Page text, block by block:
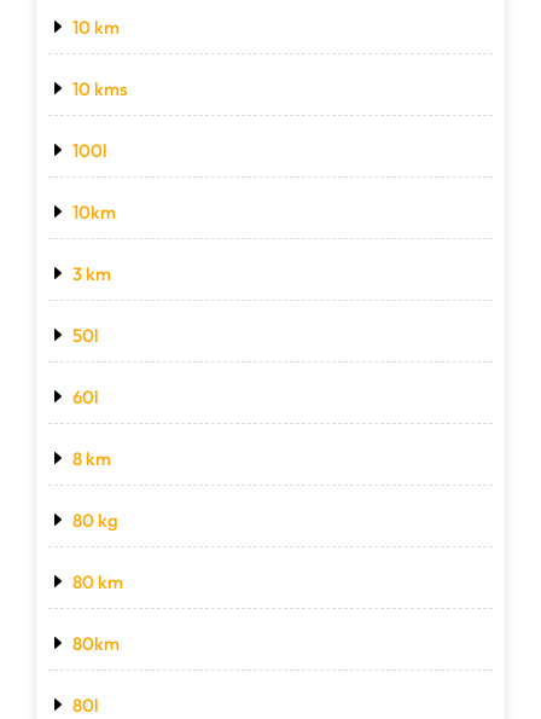
10 km
10 kms
100l
10km
3 km
50l
60l
8 km
80 kg
80 km
80km
80l